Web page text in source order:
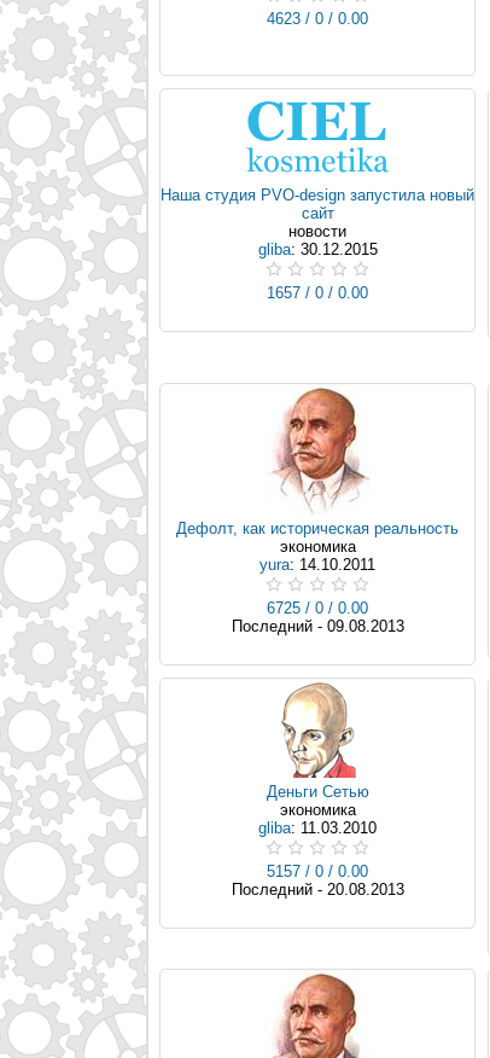
4623 / 0 / 0.00
Наша студия PVO-design запустила новый
сайт
новости
gliba: 30.12.2015
1657 / 0 / 0.00
Дефолт, как историческая реальность
экономика
yura: 14.10.2011
6725 / 0 / 0.00
Последний - 09.08.2013
Деньги Сетью
экономика
gliba: 11.03.2010
5157 / 0 / 0.00
Последний - 20.08.2013